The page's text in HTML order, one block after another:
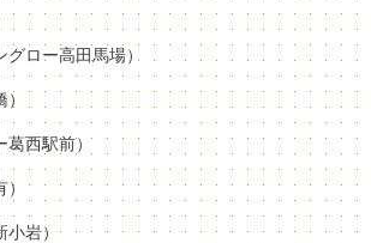
グロー高田馬場）
葛西駅前）
岩）